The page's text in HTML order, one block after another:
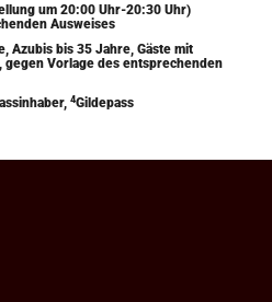
um 20:00 Uhr-20:30 Uhr)
Ausweises
Azubis bis 35 Jahre, Gäste mit
Vorlage des entsprechenden
4Gildepass